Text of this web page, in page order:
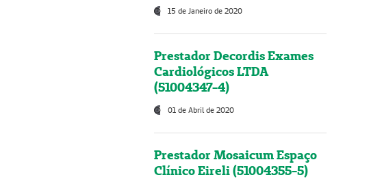
15 de Janeiro de 2020
Prestador Decordis Exames
Cardiológicos LTDA
(51004347-4)
01 de Abril de 2020
Prestador Mosaicum Espaço
Clínico Eireli (51004355-5)